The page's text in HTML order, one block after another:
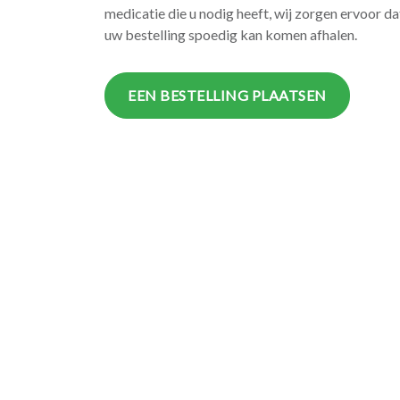
medicatie die u nodig heeft, wij zorgen ervoor
uw bestelling spoedig kan komen afhalen.
EEN BESTELLING PLAATSEN